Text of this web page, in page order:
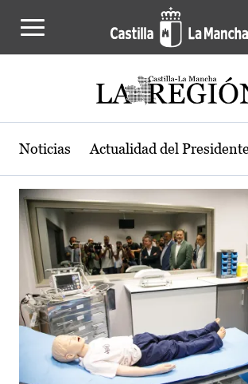
Actualidad de la región
Noticias Actualidad del